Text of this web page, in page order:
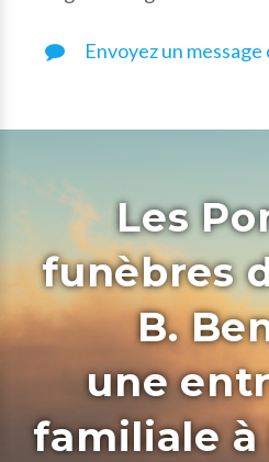
Envoyez un
Les
funèbres
B.
une
familiale à